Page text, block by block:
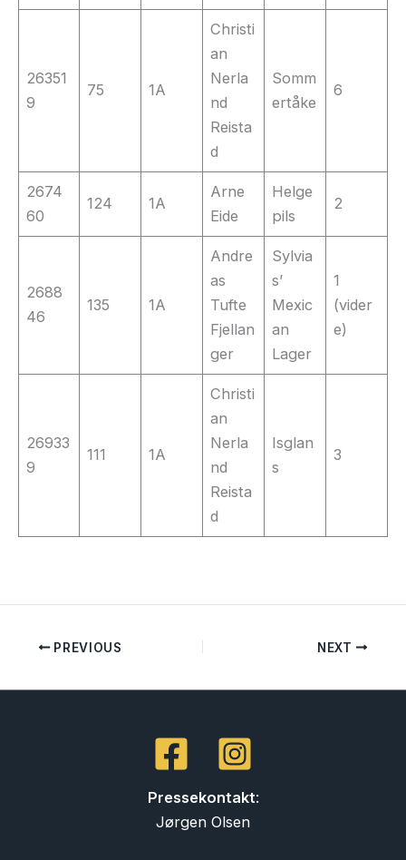
26351
9
75 1A
Christi
an
Nerla
nd
Reista
d
Somm
ertåke
6
2674
60
124 1A
Arne
Eide
Helge
pils
2
2688
46
135 1A
Andre
as
Tufte
Fjellan
ger
Sylvia
s’
Mexic
an
Lager
1
(vider
e)
26933
9
111 1A
Christi
an
Nerla
nd
Reista
d
Isglan
s
3
PREVIOUS NEXT
Pressekontakt:
Jørgen Olsen